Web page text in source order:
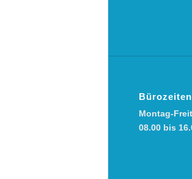
Montag-
08.00 bis